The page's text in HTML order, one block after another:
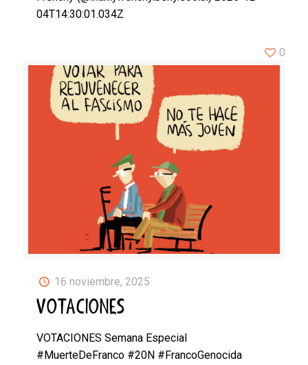
04T14:30:01.034Z
16 noviembre, 2025
VOTACIONES
VOTACIONES Semana Especial
#MuerteDeFranco #20N #FrancoGenocida
0